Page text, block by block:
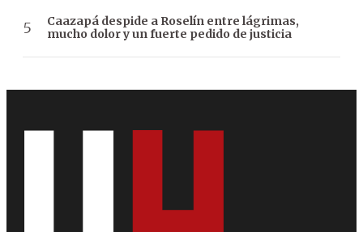
Caazapá despide a Roselín entre lágrimas,
mucho dolor y un fuerte pedido de justicia